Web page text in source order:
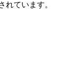
れています。